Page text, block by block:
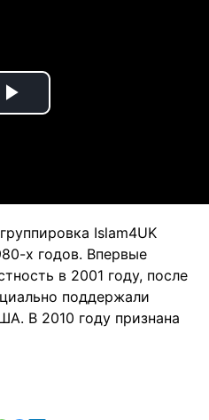
Play
Islam4UK
х годов. Впервые
в 2001 году, после
поддержали
В 2010 году признана